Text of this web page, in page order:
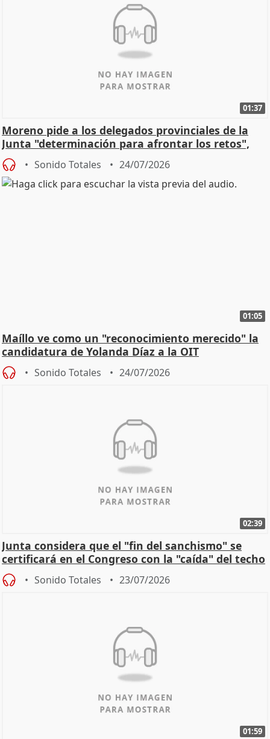
01:37
Moreno pide a los delegados provinciales de la
Junta "determinación para afrontar los retos",
diálog
Sonido Totales 24/07/2026
01:05
Maíllo ve como un "reconocimiento merecido" la
candidatura de Yolanda Díaz a la OIT
Sonido Totales 24/07/2026
02:39
Junta considera que el "fin del sanchismo" se
certificará en el Congreso con la "caída" del techo
de
Sonido Totales 23/07/2026
01:59